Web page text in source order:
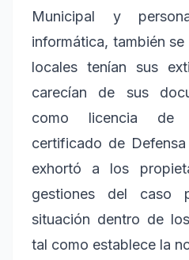
Municipal y
informática, también
locales tenían sus
carecían de sus
como licencia de
certificado de
exhortó a los
gestiones del caso
situación dentro de
tal como establece la